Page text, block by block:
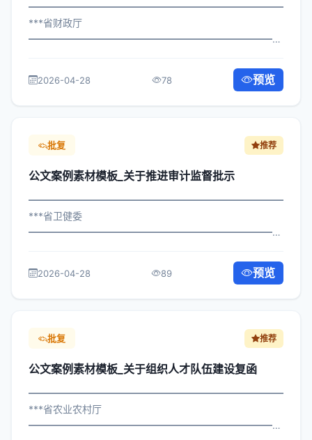
***省财政厅
构： 为深入贯彻落实习近平总书记关于关...
2026-04-28 78 预览
批复 推荐
公文案例素材模板_关于推进审计监督批示
***省卫健委
为深入贯彻落实习近平总书记关于关于...
2026-04-28 89 预览
批复 推荐
公文案例素材模板_关于组织人才队伍建设复函
***省农业农村厅